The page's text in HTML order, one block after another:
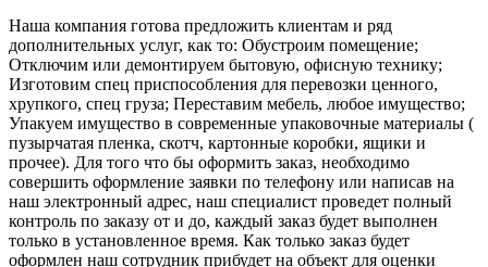
Наша компания готова предложить клиентам и ряд
дополнительных услуг, как то: Обустроим помещение;
Отключим или демонтируем бытовую, офисную технику;
Изготовим спец приспособления для перевозки ценного,
хрупкого, спец груза; Переставим мебель, любое имущество;
Упакуем имущество в современные упаковочные материалы (
пузырчатая пленка, скотч, картонные коробки, ящики и
прочее). Для того что бы оформить заказ, необходимо
совершить оформление заявки по телефону или написав на
наш электронный адрес, наш специалист проведет полный
контроль по заказу от и до, каждый заказ будет выполнен
только в установленное время. Как только заказ будет
оформлен наш сотрудник прибудет на объект для оценки